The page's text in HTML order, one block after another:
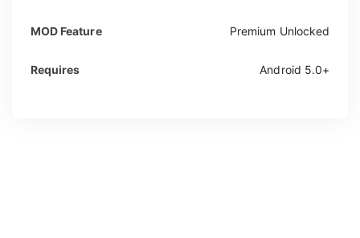
MOD Feature Premium Unlocked
Requires Android 5.0+